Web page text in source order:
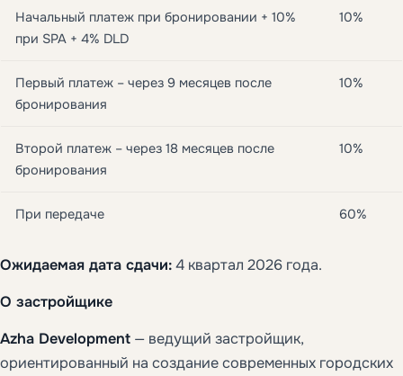
Начальный платеж при бронировании + 10%
при SPA + 4% DLD
10%
Первый платеж – через 9 месяцев после
бронирования
10%
Второй платеж – через 18 месяцев после
бронирования
10%
При передаче 60%
Ожидаемая дата сдачи:4 квартал 2026 года.
О застройщике
Azha Development — ведущий застройщик,
ориентированный на создание современных городских